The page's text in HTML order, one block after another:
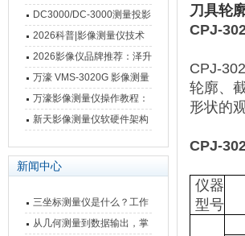
影像测量仪技术参数
南 靠谱品牌一站式选型推荐
DC3000/DC-3000测量投影
仪万濠数据处理器数显表故
障维修方法
2026科普|影像测量仪技术
原理、分类及选型应用
2026影像仪品牌推荐：泽升
影像测量仪选型指南
万濠 VMS-3020G 影像测量
仪技术规格与应用解析
万濠影像测量仪操作教程：
从开机到出报告，新手也能
新天影像测量仪软硬件架构
新闻中心
三坐标测量仪是什么？工作
原理、分类与核心功能一次
从几何测量到数据输出，掌
刀具轮
CPJ-
CPJ-
轮廓、
形状的
CPJ-
仪器
型号